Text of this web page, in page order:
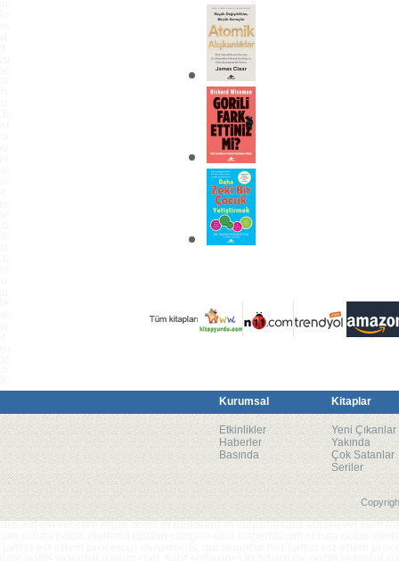
Kurumsal Kitaplar
Etkinlikler
Haberler
Basında
Yeni Çıkanlar
Yakında
Çok Satanlar
Seriler